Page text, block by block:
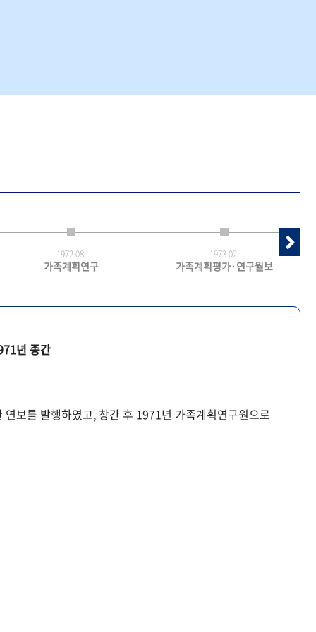
1972.08.
가족계획연구
1973.02.
가족계획평가·연구월보
년 종간
보를 발행하였고, 창간 후 1971년 가족계획연구원으로